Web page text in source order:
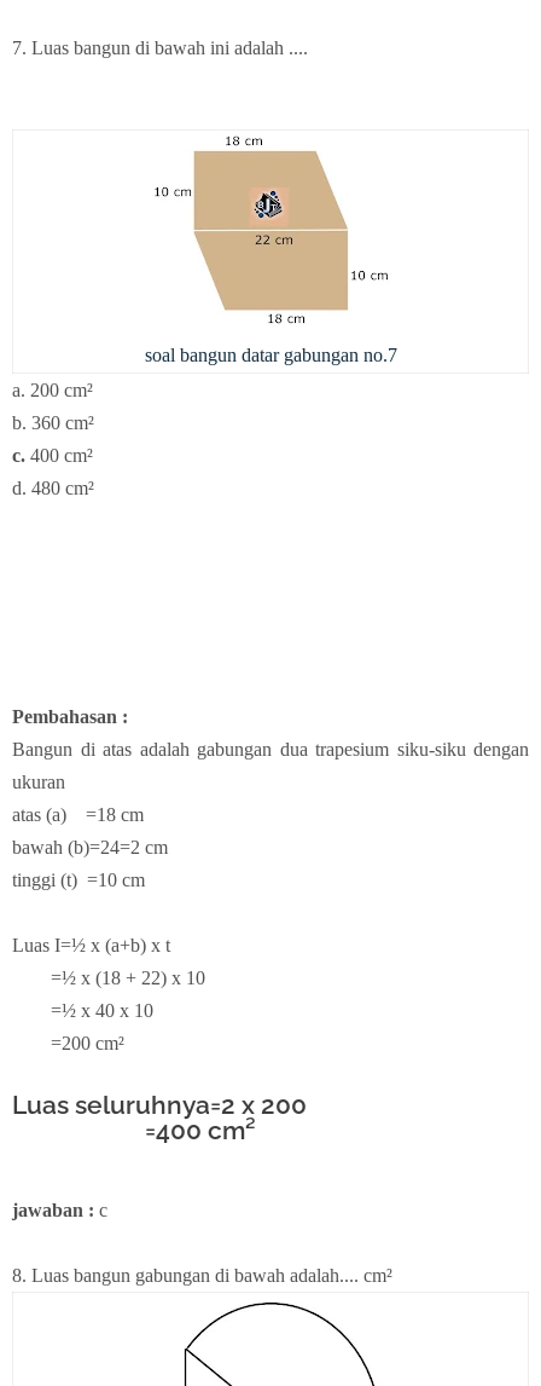
7. Luas bangun di bawah ini adalah ....
soal bangun datar gabungan no.7
a. 200 cm²
b. 360 cm²
c. 400 cm²
d. 480 cm²
Pembahasan :
Bangun di atas adalah gabungan dua trapesium siku-siku dengan
ukuran
atas (a) =18 cm
bawah (b)=24=2 cm
tinggi (t) =10 cm
Luas I=½ x (a+b) x t
=½ x (18 + 22) x 10
=½ x 40 x 10
=200 cm²
Luas seluruhnya=2 x 200
=400 cm²
jawaban : c
8. Luas bangun gabungan di bawah adalah.... cm²